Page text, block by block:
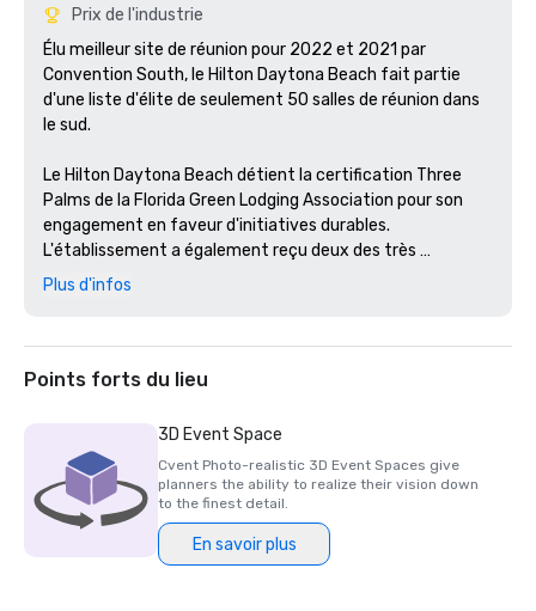
Prix de l'industrie
Élu meilleur site de réunion pour 2022 et 2021 par
Convention South, le Hilton Daytona Beach fait partie
d'une liste d'élite de seulement 50 salles de réunion dans
le sud.
Le Hilton Daytona Beach détient la certification Three
Palms de la Florida Green Lodging Association pour son
engagement en faveur d'initiatives durables.
L'établissement a également reçu deux des très
convoités prix TripAdvisor Travellers' Choice® 2021 pour
Bales' Grill.
Plus d'infos
Points forts du lieu
3D Event Space
Cvent Photo-realistic 3D Event Spaces give
planners the ability to realize their vision down
to the finest detail.
En savoir plus